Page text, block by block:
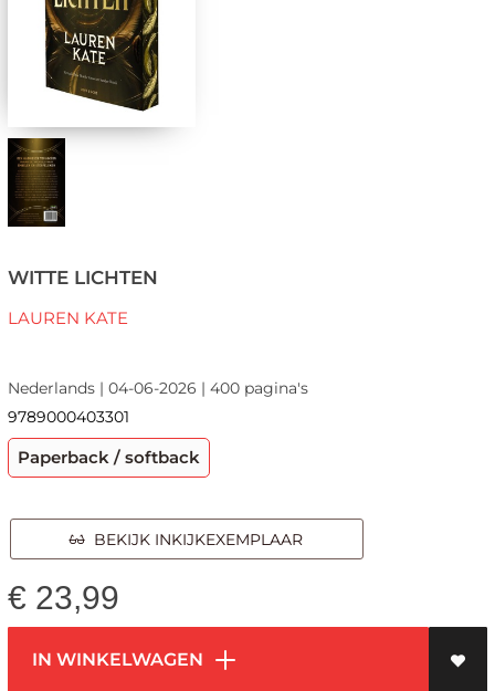
WITTE LICHTEN
LAUREN KATE
Nederlands | 04-06-2026 | 400 pagina's
9789000403301
Paperback / softback
BEKIJK INKIJKEXEMPLAAR
€ 23,99
IN WINKELWAGEN